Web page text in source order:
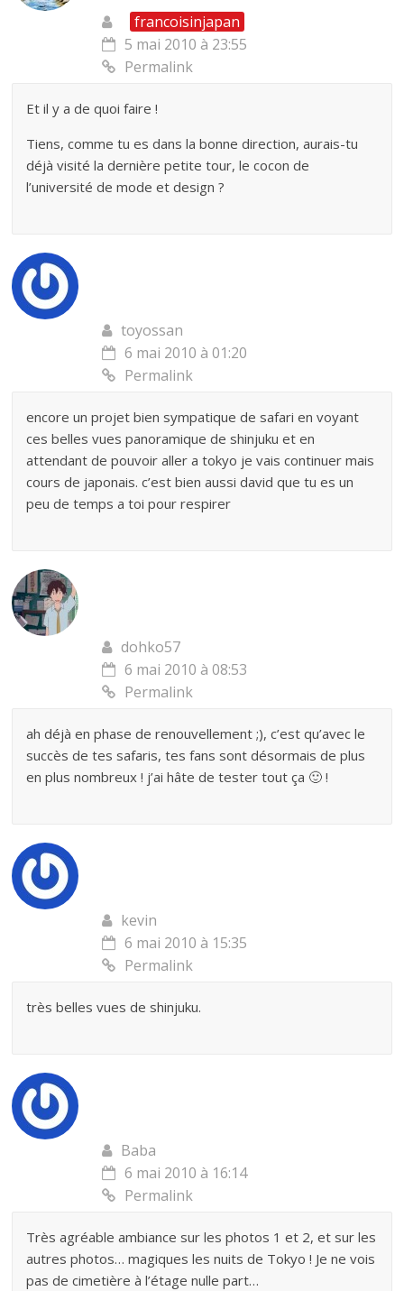
francoisinjapan
5 mai 2010 à 23:55
Permalink
Et il y a de quoi faire !
Tiens, comme tu es dans la bonne direction, aurais-tu
déjà visité la dernière petite tour, le cocon de
l’université de mode et design ?
toyossan
6 mai 2010 à 01:20
Permalink
encore un projet bien sympatique de safari en voyant
ces belles vues panoramique de shinjuku et en
attendant de pouvoir aller a tokyo je vais continuer mais
cours de japonais. c’est bien aussi david que tu es un
peu de temps a toi pour respirer
dohko57
6 mai 2010 à 08:53
Permalink
ah déjà en phase de renouvellement ;), c’est qu’avec le
succès de tes safaris, tes fans sont désormais de plus
en plus nombreux ! j’ai hâte de tester tout ça 🙂 !
kevin
6 mai 2010 à 15:35
Permalink
très belles vues de shinjuku.
Baba
6 mai 2010 à 16:14
Permalink
Très agréable ambiance sur les photos 1 et 2, et sur les
autres photos… magiques les nuits de Tokyo ! Je ne vois
pas de cimetière à l’étage nulle part…